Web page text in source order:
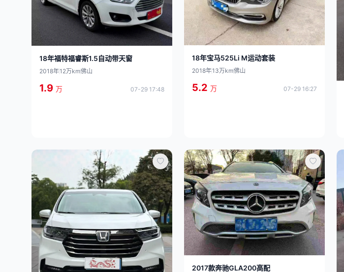
18年福特福睿斯1.5自动带天窗
2018年12万km佛山
1.9 万 07-29 17:48
18年宝马525Li M运动套装
2018年13万km佛山
5.2 万 07-29 16:27
2017款奔驰GLA200高配